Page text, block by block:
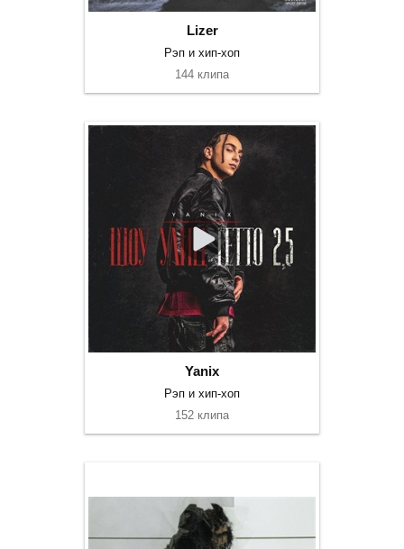
Lizer
Рэп и хип-хоп
144 клипа
Yanix
Рэп и хип-хоп
152 клипа